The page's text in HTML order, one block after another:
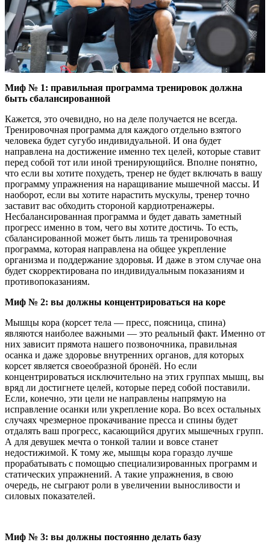
Миф № 1: правильная программа тренировок должна
быть сбалансированной
Кажется, это очевидно, но на деле получается не всегда.
Тренировочная программа для каждого отдельно взятого
человека будет сугубо индивидуальной. И она будет
направлена на достижение именно тех целей, которые ставит
перед собой тот или иной тренирующийся. Вполне понятно,
что если вы хотите похудеть, тренер не будет включать в вашу
программу упражнения на наращивание мышечной массы. И
наоборот, если вы хотите нарастить мускулы, тренер точно
заставит вас обходить стороной кардиотренажеры.
Несбалансированная программа и будет давать заметный
прогресс именно в том, чего вы хотите достичь. То есть,
сбалансированной может быть лишь та тренировочная
программа, которая направлена на общее укрепление
организма и поддержание здоровья. И даже в этом случае она
будет скорректирована по индивидуальным показаниям и
противопоказаниям.
Миф № 2: вы должны концентрироваться на коре
Мышцы кора (корсет тела — пресс, поясница, спина)
являются наиболее важными — это реальный факт. Именно от
них зависит прямота нашего позвоночника, правильная
осанка и даже здоровье внутренних органов, для которых
корсет является своеобразной бронёй. Но если
концентрироваться исключительно на этих группах мышц, вы
вряд ли достигнете целей, которые перед собой поставили.
Если, конечно, эти цели не направлены напрямую на
исправление осанки или укрепление кора. Во всех остальных
случаях чрезмерное прокачивание пресса и спины будет
отдалять ваш прогресс, касающийся других мышечных групп.
А для девушек мечта о тонкой талии и вовсе станет
недостижимой. К тому же, мышцы кора гораздо лучше
прорабатывать с помощью специализированных программ и
статических упражнений. А такие упражнения, в свою
очередь, не сыграют роли в увеличении выносливости и
силовых показателей.
Миф № 3: вы должны постоянно делать базу